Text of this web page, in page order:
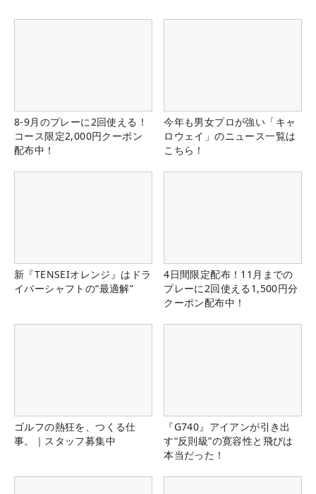
8-9月のプレーに2回使える！
コース限定2,000円クーポン
配布中！
今年も男女プロが強い「キャ
ロウェイ」のニュース一覧は
こちら！
新『TENSEIオレンジ』はドラ
イバーシャフトの“最適解”
4日間限定配布！11月までの
プレーに2回使える1,500円分
クーポン配布中！
ゴルフの熱狂を、つくる仕
事。｜スタッフ募集中
『G740』アイアンが引き出
す“反則級”の寛容性と飛びは
本当だった！